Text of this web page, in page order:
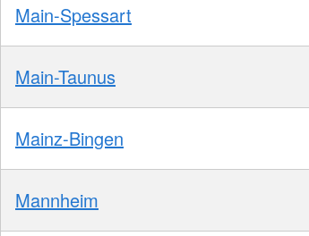
Main-Spessart
Main-Taunus
Mainz-Bingen
Mannheim